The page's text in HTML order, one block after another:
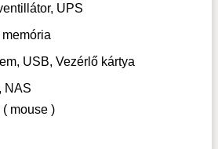
UPS
USB, Vezérlő kártya
NAS
mouse )